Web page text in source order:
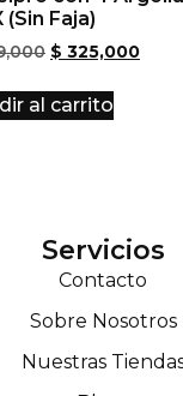
(Sin Faja)
$ 325,000
al carrito
Servicios
Contacto
Sobre Nosotros
Nuestras